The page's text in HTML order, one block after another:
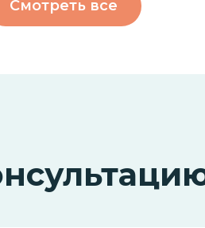
Смотреть все